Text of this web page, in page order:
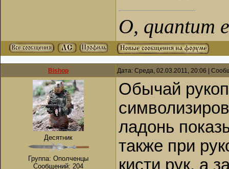
О, quantum
Bishop Дата: Среда, 02.03.2011, 20:06 |
Десятник
Группа: Ополченцы
Сообщений: 204
Обычай
ладонь
также при
кисти рук, а